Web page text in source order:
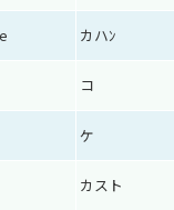
カハﾝ
コ
ケ
カスト